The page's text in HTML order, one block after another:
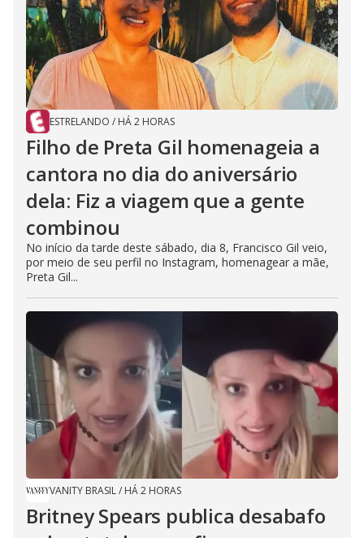
ESTRELANDO / HÁ 2 HORAS
Filho de Preta Gil homenageia a
cantora no dia do aniversário
dela: Fiz a viagem que a gente
combinou
No início da tarde deste sábado, dia 8, Francisco Gil veio,
por meio de seu perfil no Instagram, homenagear a mãe,
Preta Gil...
VANITY BRASIL/ HÁ 2 HORAS
Britney Spears publica desabafo